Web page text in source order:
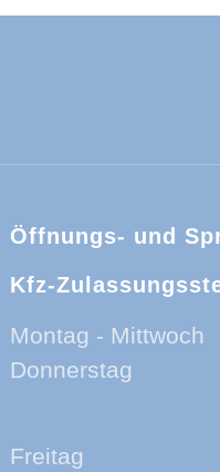
Öffnungs- und
Kfz-
Montag - Mittwoch
Donnerstag
Freitag